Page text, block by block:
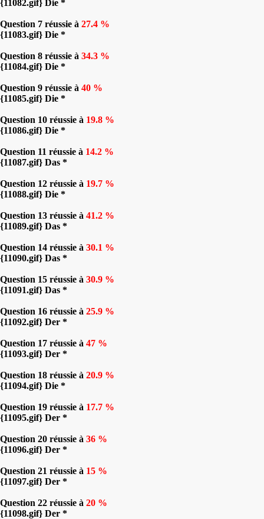
{11082.gif} Die *
Question 7 réussie à 27.4 %
{11083.gif} Die *
Question 8 réussie à 34.3 %
{11084.gif} Die *
Question 9 réussie à 40 %
{11085.gif} Die *
Question 10 réussie à 19.8 %
{11086.gif} Die *
Question 11 réussie à 14.2 %
{11087.gif} Das *
Question 12 réussie à 19.7 %
{11088.gif} Die *
Question 13 réussie à 41.2 %
{11089.gif} Das *
Question 14 réussie à 30.1 %
{11090.gif} Das *
Question 15 réussie à 30.9 %
{11091.gif} Das *
Question 16 réussie à 25.9 %
{11092.gif} Der *
Question 17 réussie à 47 %
{11093.gif} Der *
Question 18 réussie à 20.9 %
{11094.gif} Die *
Question 19 réussie à 17.7 %
{11095.gif} Der *
Question 20 réussie à 36 %
{11096.gif} Der *
Question 21 réussie à 15 %
{11097.gif} Der *
Question 22 réussie à 20 %
{11098.gif} Der *